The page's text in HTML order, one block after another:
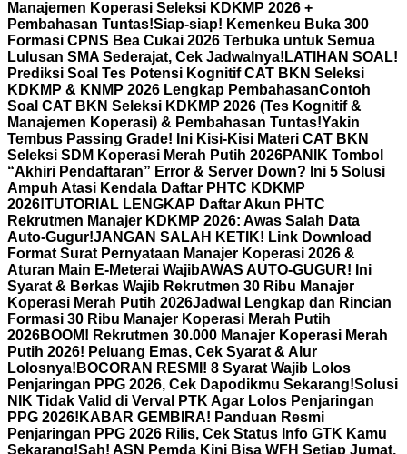
Manajemen Koperasi Seleksi KDKMP 2026 +
Pembahasan Tuntas!Siap-siap! Kemenkeu Buka 300
Formasi CPNS Bea Cukai 2026 Terbuka untuk Semua
Lulusan SMA Sederajat, Cek Jadwalnya! LATIHAN SOAL!
Prediksi Soal Tes Potensi Kognitif CAT BKN Seleksi
KDKMP & KNMP 2026 Lengkap PembahasanContoh
Soal CAT BKN Seleksi KDKMP 2026 (Tes Kognitif &
Manajemen Koperasi) & Pembahasan Tuntas!Yakin
Tembus Passing Grade! Ini Kisi-Kisi Materi CAT BKN
Seleksi SDM Koperasi Merah Putih 2026PANIK Tombol
“Akhiri Pendaftaran” Error & Server Down? Ini 5 Solusi
Ampuh Atasi Kendala Daftar PHTC KDKMP
2026!TUTORIAL LENGKAP Daftar Akun PHTC
Rekrutmen Manajer KDKMP 2026: Awas Salah Data
Auto-Gugur!JANGAN SALAH KETIK! Link Download
Format Surat Pernyataan Manajer Koperasi 2026 &
Aturan Main E-Meterai WajibAWAS AUTO-GUGUR! Ini
Syarat & Berkas Wajib Rekrutmen 30 Ribu Manajer
Koperasi Merah Putih 2026Jadwal Lengkap dan Rincian
Formasi 30 Ribu Manajer Koperasi Merah Putih
2026BOOM! Rekrutmen 30.000 Manajer Koperasi Merah
Putih 2026! Peluang Emas, Cek Syarat & Alur
Lolosnya! BOCORAN RESMI! 8 Syarat Wajib Lolos
Penjaringan PPG 2026, Cek Dapodikmu Sekarang!Solusi
NIK Tidak Valid di Verval PTK Agar Lolos Penjaringan
PPG 2026! KABAR GEMBIRA! Panduan Resmi
Penjaringan PPG 2026 Rilis, Cek Status Info GTK Kamu
Sekarang!Sah! ASN Pemda Kini Bisa WFH Setiap Jumat,